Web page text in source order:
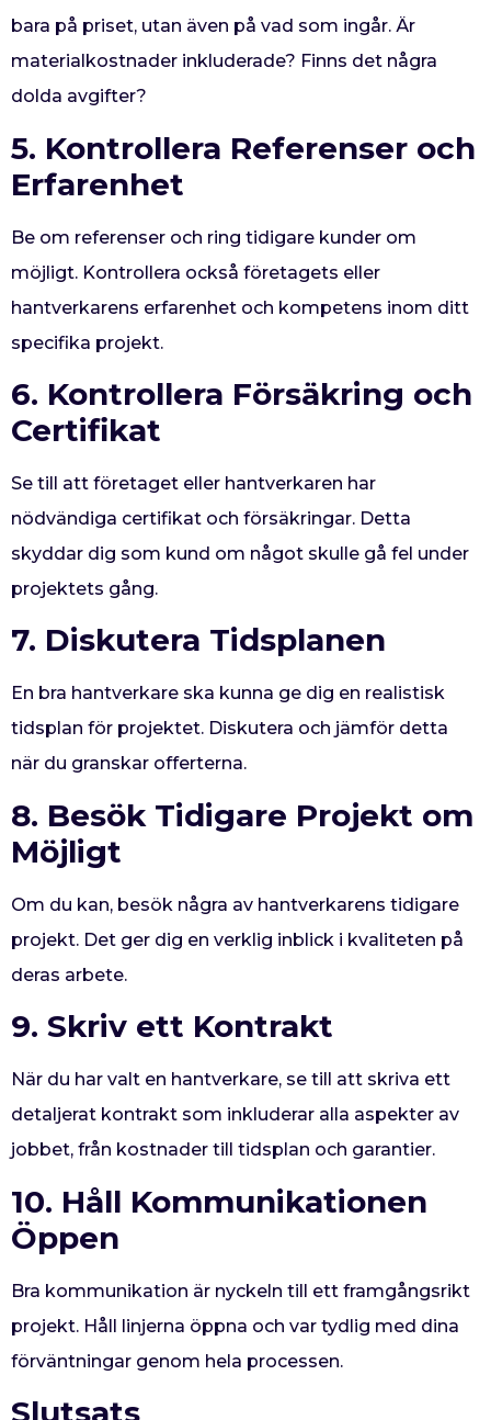
bara på priset, utan även på vad som ingår. Är
materialkostnader inkluderade? Finns det några
dolda avgifter?
5. Kontrollera Referenser och
Erfarenhet
Be om referenser och ring tidigare kunder om
möjligt. Kontrollera också företagets eller
hantverkarens erfarenhet och kompetens inom ditt
specifika projekt.
6. Kontrollera Försäkring och
Certifikat
Se till att företaget eller hantverkaren har
nödvändiga certifikat och försäkringar. Detta
skyddar dig som kund om något skulle gå fel under
projektets gång.
7. Diskutera Tidsplanen
En bra hantverkare ska kunna ge dig en realistisk
tidsplan för projektet. Diskutera och jämför detta
när du granskar offerterna.
8. Besök Tidigare Projekt om
Möjligt
Om du kan, besök några av hantverkarens tidigare
projekt. Det ger dig en verklig inblick i kvaliteten på
deras arbete.
9. Skriv ett Kontrakt
När du har valt en hantverkare, se till att skriva ett
detaljerat kontrakt som inkluderar alla aspekter av
jobbet, från kostnader till tidsplan och garantier.
10. Håll Kommunikationen
Öppen
Bra kommunikation är nyckeln till ett framgångsrikt
projekt. Håll linjerna öppna och var tydlig med dina
förväntningar genom hela processen.
Slutsats